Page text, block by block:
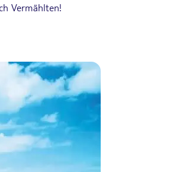
Vermählten!